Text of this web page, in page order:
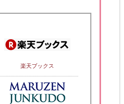
楽天ブックス